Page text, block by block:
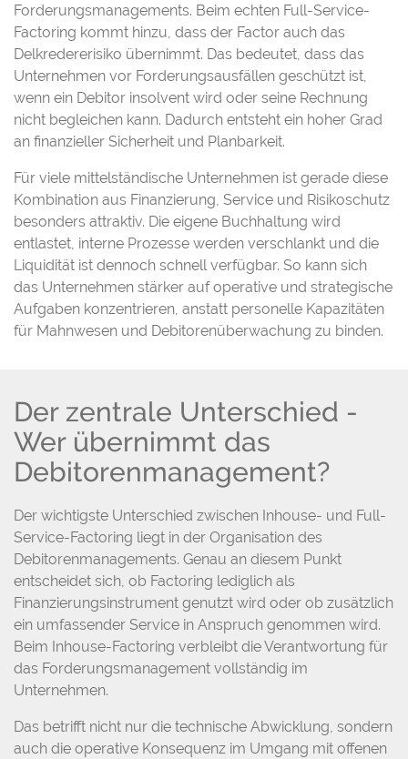
Forderungsmanagements. Beim echten Full-Service-
Factoring kommt hinzu, dass der Factor auch das
Delkredererisiko übernimmt. Das bedeutet, dass das
Unternehmen vor Forderungsausfällen geschützt ist,
wenn ein Debitor insolvent wird oder seine Rechnung
nicht begleichen kann. Dadurch entsteht ein hoher Grad
an finanzieller Sicherheit und Planbarkeit.
Für viele mittelständische Unternehmen ist gerade diese
Kombination aus Finanzierung, Service und Risikoschutz
besonders attraktiv. Die eigene Buchhaltung wird
entlastet, interne Prozesse werden verschlankt und die
Liquidität ist dennoch schnell verfügbar. So kann sich
das Unternehmen stärker auf operative und strategische
Aufgaben konzentrieren, anstatt personelle Kapazitäten
für Mahnwesen und Debitorenüberwachung zu binden.
Der zentrale Unterschied -
Wer übernimmt das
Debitorenmanagement?
Der wichtigste Unterschied zwischen Inhouse- und Full-
Service-Factoring liegt in der Organisation des
Debitorenmanagements. Genau an diesem Punkt
entscheidet sich, ob Factoring lediglich als
Finanzierungsinstrument genutzt wird oder ob zusätzlich
ein umfassender Service in Anspruch genommen wird.
Beim Inhouse-Factoring verbleibt die Verantwortung für
das Forderungsmanagement vollständig im
Unternehmen.
Das betrifft nicht nur die technische Abwicklung, sondern
auch die operative Konsequenz im Umgang mit offenen